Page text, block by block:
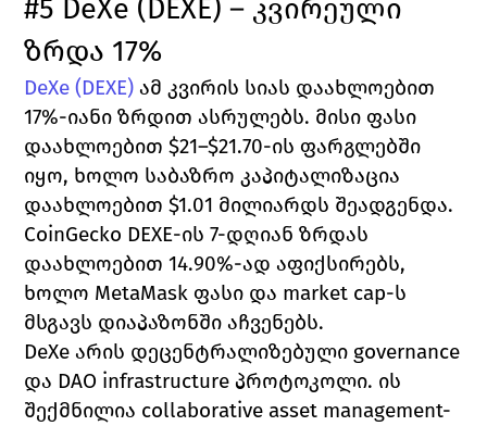
#5 DeXe (DEXE) – კვირეული
ზრდა 17%
DeXe (DEXE) ამ კვირის სიას დაახლოებით
17%-იანი ზრდით ასრულებს. მისი ფასი
დაახლოებით $21–$21.70-ის ფარგლებში
იყო, ხოლო საბაზრო კაპიტალიზაცია
დაახლოებით $1.01 მილიარდს შეადგენდა.
CoinGecko DEXE-ის 7-დღიან ზრდას
დაახლოებით 14.90%-ად აფიქსირებს,
ხოლო MetaMask ფასი და market cap-ს
მსგავს დიაპაზონში აჩვენებს.
DeXe არის დეცენტრალიზებული governance
და DAO infrastructure პროტოკოლი. ის
შექმნილია collaborative asset management-